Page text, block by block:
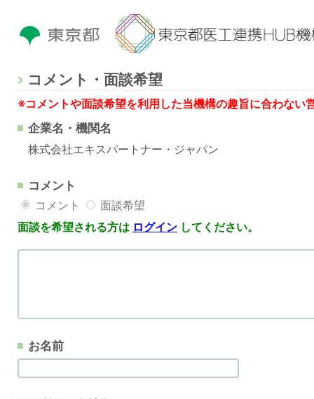
コメント・面談希望
※コメントや面談希望を利用した当機構の趣旨に合わない
企業名・機関名
株式会社エキスパートナー・ジャパン
コメント
コメント
面談希望
面談を希望される方は ログイン してください。
お名前